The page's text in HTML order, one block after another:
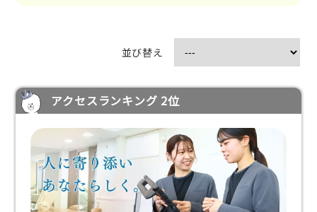
並び替え
アクセスランキング 2位